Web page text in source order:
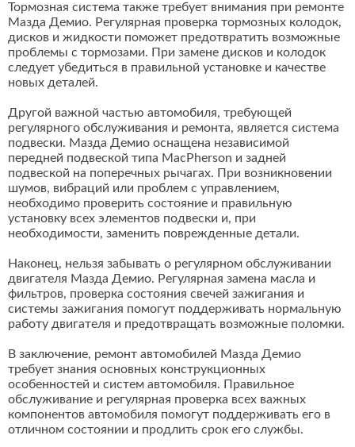
Тормозная система также требует внимания при ремонте
Мазда Демио. Регулярная проверка тормозных колодок,
дисков и жидкости поможет предотвратить возможные
проблемы с тормозами. При замене дисков и колодок
следует убедиться в правильной установке и качестве
новых деталей.
Другой важной частью автомобиля, требующей
регулярного обслуживания и ремонта, является система
подвески. Мазда Демио оснащена независимой
передней подвеской типа MacPherson и задней
подвеской на поперечных рычагах. При возникновении
шумов, вибраций или проблем с управлением,
необходимо проверить состояние и правильную
установку всех элементов подвески и, при
необходимости, заменить поврежденные детали.
Наконец, нельзя забывать о регулярном обслуживании
двигателя Мазда Демио. Регулярная замена масла и
фильтров, проверка состояния свечей зажигания и
системы зажигания помогут поддерживать нормальную
работу двигателя и предотвращать возможные поломки.
В заключение, ремонт автомобилей Мазда Демио
требует знания основных конструкционных
особенностей и систем автомобиля. Правильное
обслуживание и регулярная проверка всех важных
компонентов автомобиля помогут поддерживать его в
отличном состоянии и продлить срок его службы.